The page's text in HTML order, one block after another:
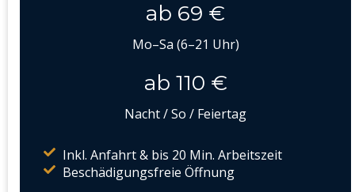
ab 69 €
Mo–Sa (6–21 Uhr)
ab 110 €
Nacht / So / Feiertag
Inkl. Anfahrt & bis 20 Min. Arbeitszeit
Beschädigungsfreie Öffnung